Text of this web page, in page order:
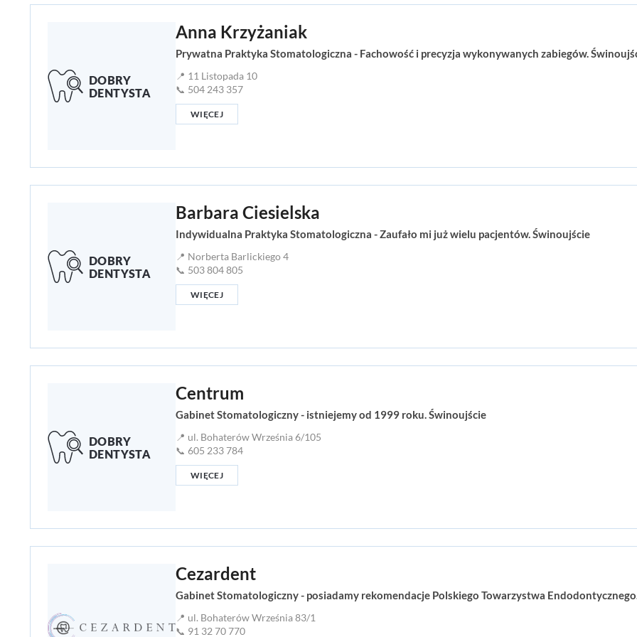
Anna Krzyżaniak
Prywatna Praktyka Stomatologiczna - Fachowość i precyzja wykonywanych zabiegów.
📍 11 Listopada 10
📞 504 243 357
WIĘCEJ
Barbara Ciesielska
Indywidualna Praktyka Stomatologiczna - Zaufało mi już wielu pacjentów. Świnoujście
📍 Norberta Barlickiego 4
📞 503 804 805
WIĘCEJ
Centrum
Gabinet Stomatologiczny - istniejemy od 1999 roku. Świnoujście
📍 ul. Bohaterów Września 6/105
📞 605 233 784
WIĘCEJ
Cezardent
Gabinet Stomatologiczny - posiadamy rekomendacje Polskiego Towarzystwa
📍 ul. Bohaterów Września 83/1
📞 91 32 70 770